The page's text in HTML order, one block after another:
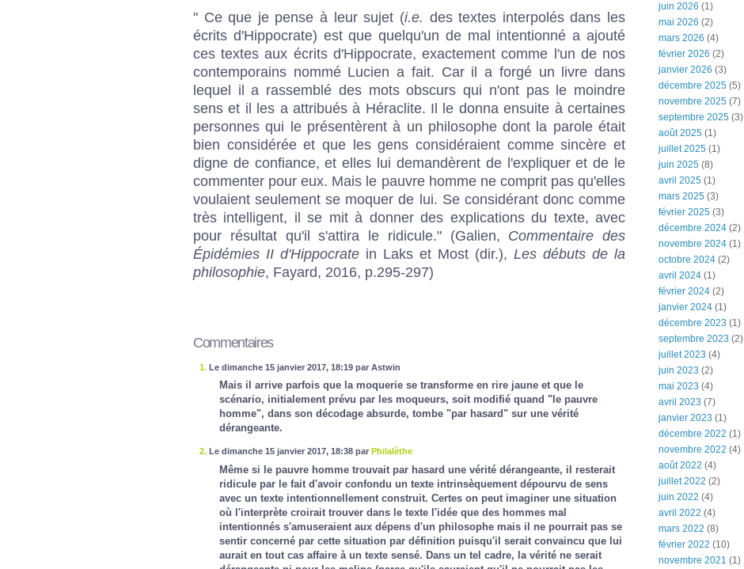
" Ce que je pense à leur sujet (i.e. des textes interpolés dans les
écrits d'Hippocrate) est que quelqu'un de mal intentionné a ajouté
ces textes aux écrits d'Hippocrate, exactement comme l'un de nos
contemporains nommé Lucien a fait. Car il a forgé un livre dans
lequel il a rassemblé des mots obscurs qui n'ont pas le moindre
sens et il les a attribués à Héraclite. Il le donna ensuite à certaines
personnes qui le présentèrent à un philosophe dont la parole était
bien considérée et que les gens considéraient comme sincère et
digne de confiance, et elles lui demandèrent de l'expliquer et de le
commenter pour eux. Mais le pauvre homme ne comprit pas qu'elles
voulaient seulement se moquer de lui. Se considérant donc comme
très intelligent, il se mit à donner des explications du texte, avec
pour résultat qu'il s'attira le ridicule." (Galien, Commentaire des
Épidémies II d'Hippocrate in Laks et Most (dir.), Les débuts de la
philosophie, Fayard, 2016, p.295-297)
Commentaires
1. Le dimanche 15 janvier 2017, 18:19 par Astwin
Mais il arrive parfois que la moquerie se transforme en rire jaune et que le
scénario, initialement prévu par les moqueurs, soit modifié quand "le pauvre
homme", dans son décodage absurde, tombe "par hasard" sur une vérité
dérangeante.
2. Le dimanche 15 janvier 2017, 18:38 par Philalèthe
Même si le pauvre homme trouvait par hasard une vérité dérangeante, il resterait
ridicule par le fait d'avoir confondu un texte intrinsèquement dépourvu de sens
avec un texte intentionnellement construit. Certes on peut imaginer une situation
où l'interprète croirait trouver dans le texte l'idée que des hommes mal
intentionnés s'amuseraient aux dépens d'un philosophe mais il ne pourrait pas se
sentir concerné par cette situation par définition puisqu'il serait convaincu que lui
aurait en tout cas affaire à un texte sensé. Dans un tel cadre, la vérité ne serait
juin 2026 (1)
mai 2026 (2)
mars 2026 (4)
février 2026 (2)
janvier 2026 (3)
décembre 2025 (5)
novembre 2025 (7)
septembre 2025 (3)
août 2025 (1)
juillet 2025 (1)
juin 2025 (8)
avril 2025 (1)
mars 2025 (3)
février 2025 (3)
décembre 2024 (2)
novembre 2024 (1)
octobre 2024 (2)
avril 2024 (1)
février 2024 (2)
janvier 2024 (1)
décembre 2023 (1)
septembre 2023 (2)
juillet 2023 (4)
juin 2023 (2)
mai 2023 (4)
avril 2023 (7)
janvier 2023 (1)
décembre 2022 (1)
novembre 2022 (4)
août 2022 (4)
juillet 2022 (2)
juin 2022 (4)
avril 2022 (4)
mars 2022 (8)
février 2022 (10)
novembre 2021 (1)